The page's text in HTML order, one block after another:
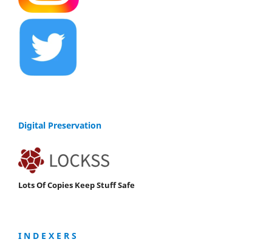
Digital Preservation
Lots Of Copies Keep Stuff Safe
I N D E X E R S